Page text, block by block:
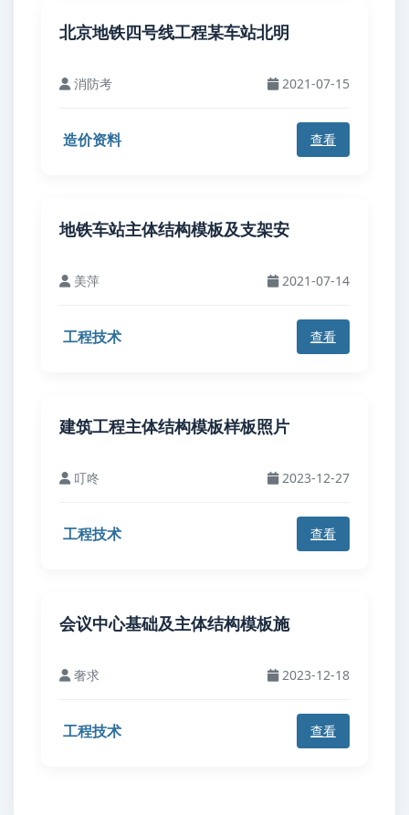
北京地铁四号线工程某车站北明
消防考 2021-07-15
造价资料 查看
地铁车站主体结构模板及支架安
美萍 2021-07-14
工程技术 查看
建筑工程主体结构模板样板照片
叮咚 2023-12-27
工程技术 查看
会议中心基础及主体结构模板施
奢求 2023-12-18
工程技术 查看